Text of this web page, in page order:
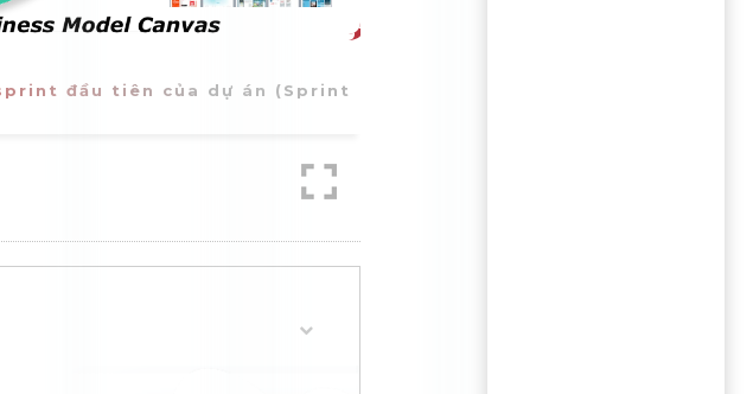
đầu sprint đầu tiên của dự án (Sprint